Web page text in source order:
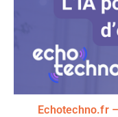
Echotechno.fr